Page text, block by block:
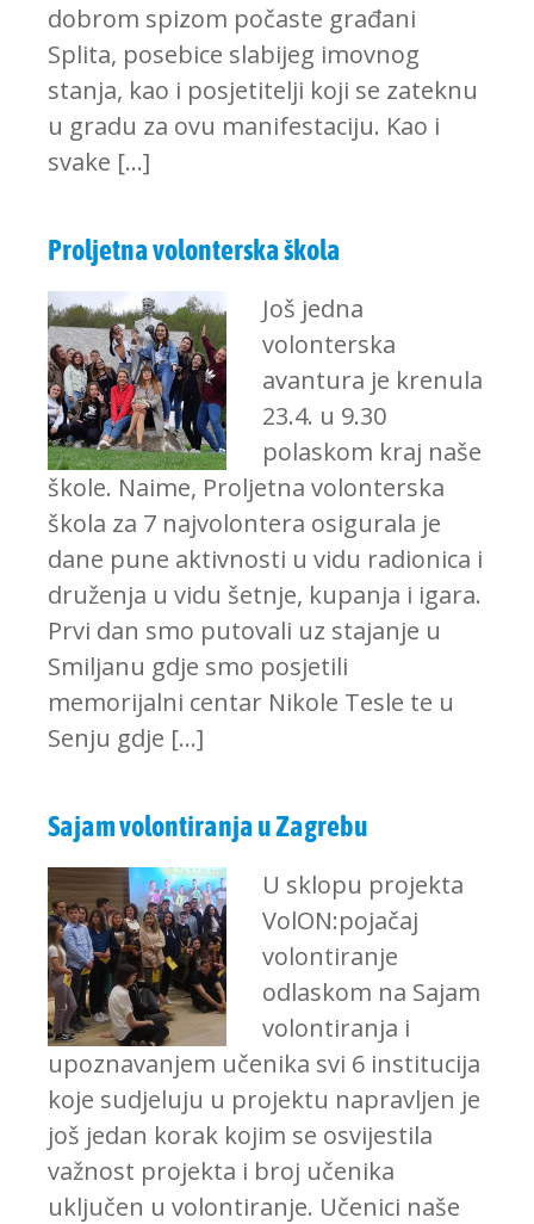
dobrom spizom počaste građani
Splita, posebice slabijeg imovnog
stanja, kao i posjetitelji koji se zateknu
u gradu za ovu manifestaciju. Kao i
svake […]
Proljetna volonterska škola
Još jedna
volonterska
avantura je krenula
23.4. u 9.30
polaskom kraj naše
škole. Naime, Proljetna volonterska
škola za 7 najvolontera osigurala je
dane pune aktivnosti u vidu radionica i
druženja u vidu šetnje, kupanja i igara.
Prvi dan smo putovali uz stajanje u
Smiljanu gdje smo posjetili
memorijalni centar Nikole Tesle te u
Senju gdje […]
Sajam volontiranja u Zagrebu
U sklopu projekta
VolON:pojačaj
volontiranje
odlaskom na Sajam
volontiranja i
upoznavanjem učenika svi 6 institucija
koje sudjeluju u projektu napravljen je
još jedan korak kojim se osvijestila
važnost projekta i broj učenika
uključen u volontiranje. Učenici naše